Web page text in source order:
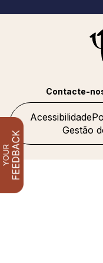
Acessibilidade
Gestão
Contacte-